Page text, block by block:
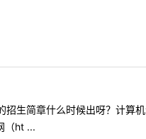
生简章什么时候出呀？计算
（ht ...